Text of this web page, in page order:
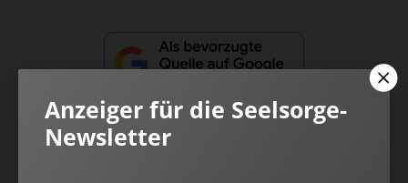
Anzeiger für die Seelsorge-
Newsletter